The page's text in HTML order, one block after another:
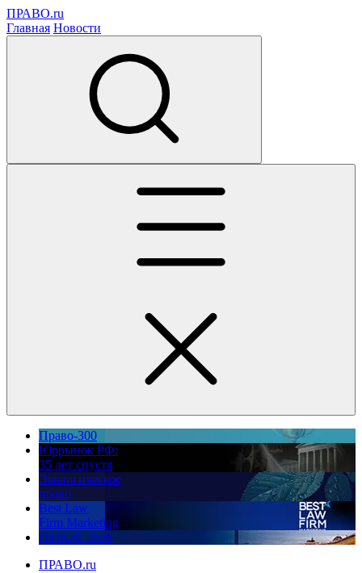
ПРАВО.ru
Главная Новости
Право-300
Юррынок РФ:
35 лет спустя
Экологическое
право
Best Law
Firm Marketing
ПМЮФ 2026
ПРАВО.ru